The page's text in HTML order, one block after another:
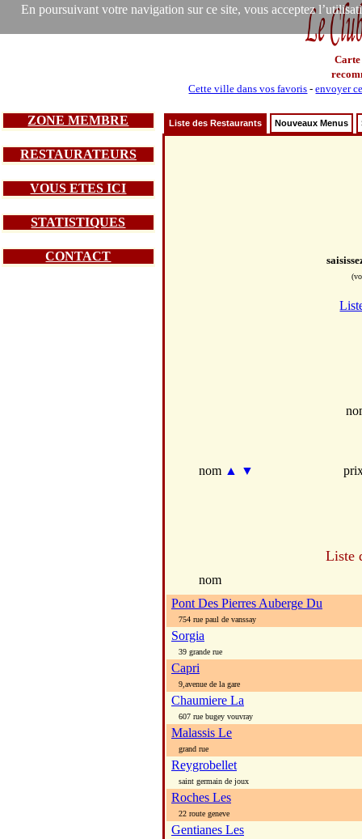
En poursuivant votre navigation sur ce site, vous acceptez
Carte
Cette ville dans vos favoris -envoyer
ZONE MEMBRE
RESTAURATEURS
VOUS ETES ICI
STATISTIQUES
CONTACT
Liste des Restaurants Nouveaux Menus
nom ▲ ▼
Liste
nom
Pont Des Pierres Auberge Du
754 rue paul de vanssay
Sorgia
39 grande rue
Capri
9,avenue de la gare
Chaumiere La
607 rue bugey vouvray
Malassis Le
grand rue
Reygrobellet
saint germain de joux
Roches Les
22 route geneve
Gentianes Les